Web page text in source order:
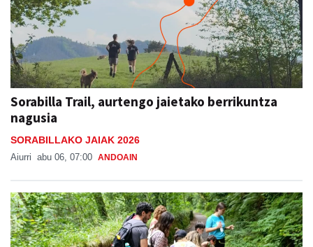
Sorabilla Trail, aurtengo jaietako berrikuntza
nagusia
SORABILLAKO JAIAK 2026
Aiurri abu 06, 07:00 ANDOAIN